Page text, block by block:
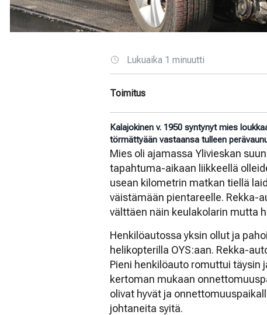
Lukuaika 1 minuutti
Toimitus
Kalajokinen v. 1950 syntynyt mies
törmättyään vastaansa tulleen
Mies oli ajamassa Ylivieskan
tapahtuma-aikaan liikkeellä
usean kilometrin matkan tiellä
väistämään pientareelle. Rekka-
välttäen näin keulakolarin mutta
Henkilöautossa yksin ollut ja
helikopterilla OYS:aan. Rekka-
Pieni henkilöauto romuttui täysin
kertoman mukaan
olivat hyvät ja
johtaneita syitä.